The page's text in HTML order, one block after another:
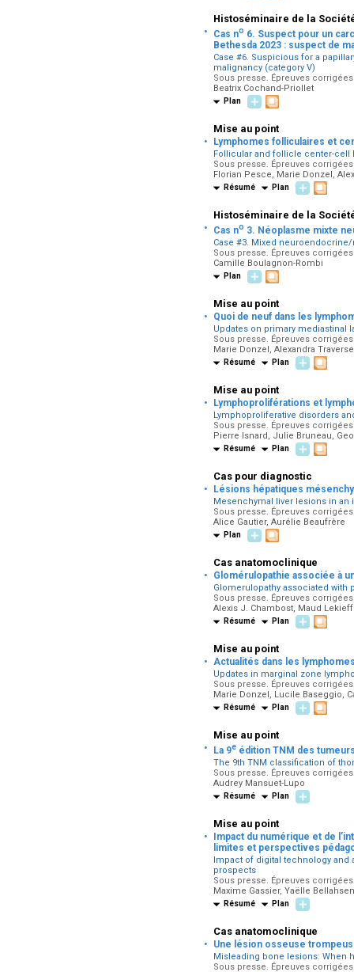
Histoséminaire de la
· Cas no 6. Suspect pour un
Bethesda 2023 : suspect de
Case #6. Suspicious for a
malignancy (category V)
Sous presse. Épreuves
Beatrix Cochand-Priollet
Plan
Mise au point
· Lymphomes folliculaires et
Follicular and follicle center-cell
Sous presse. Épreuves
Florian Pesce, Marie Donzel,
Résumé Plan
Histoséminaire de la
· Cas no 3. Néoplasme mixte
Case #3. Mixed
Sous presse. Épreuves
Camille Boulagnon-Rombi
Plan
Mise au point
· Quoi de neuf dans les
Updates on primary mediastinal
Sous presse. Épreuves
Marie Donzel, Alexandra
Résumé Plan
Mise au point
· Lymphoproliférations et
Lymphoproliferative disorders
Sous presse. Épreuves
Pierre Isnard, Julie Bruneau,
Résumé Plan
Cas pour diagnostic
· Lésions hépatiques
Mesenchymal liver lesions in
Sous presse. Épreuves
Alice Gautier, Aurélie Beaufrère
Plan
Cas anatomoclinique
· Glomérulopathie associée à
Glomerulopathy associated with
Sous presse. Épreuves
Alexis J. Chambost, Maud
Résumé Plan
Mise au point
· Actualités dans les
Updates in marginal zone
Sous presse. Épreuves
Marie Donzel, Lucile Baseggio,
Résumé Plan
Mise au point
· La 9e édition TNM des
The 9th TNM classification of
Sous presse. Épreuves
Audrey Mansuet-Lupo
Résumé Plan
Mise au point
·
Impact du numérique et de
limites et perspectives
Impact of digital technology and
prospects
Sous presse. Épreuves
Maxime Gassier, Yaëlle
Résumé Plan
Cas anatomoclinique
· Une lésion osseuse
Misleading bone lesions: When
Sous presse. Épreuves